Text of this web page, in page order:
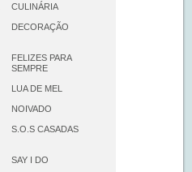
CULINÁRIA
DECORAÇÃO
FELIZES PARA
SEMPRE
LUA DE MEL
NOIVADO
S.O.S CASADAS
SAY I DO